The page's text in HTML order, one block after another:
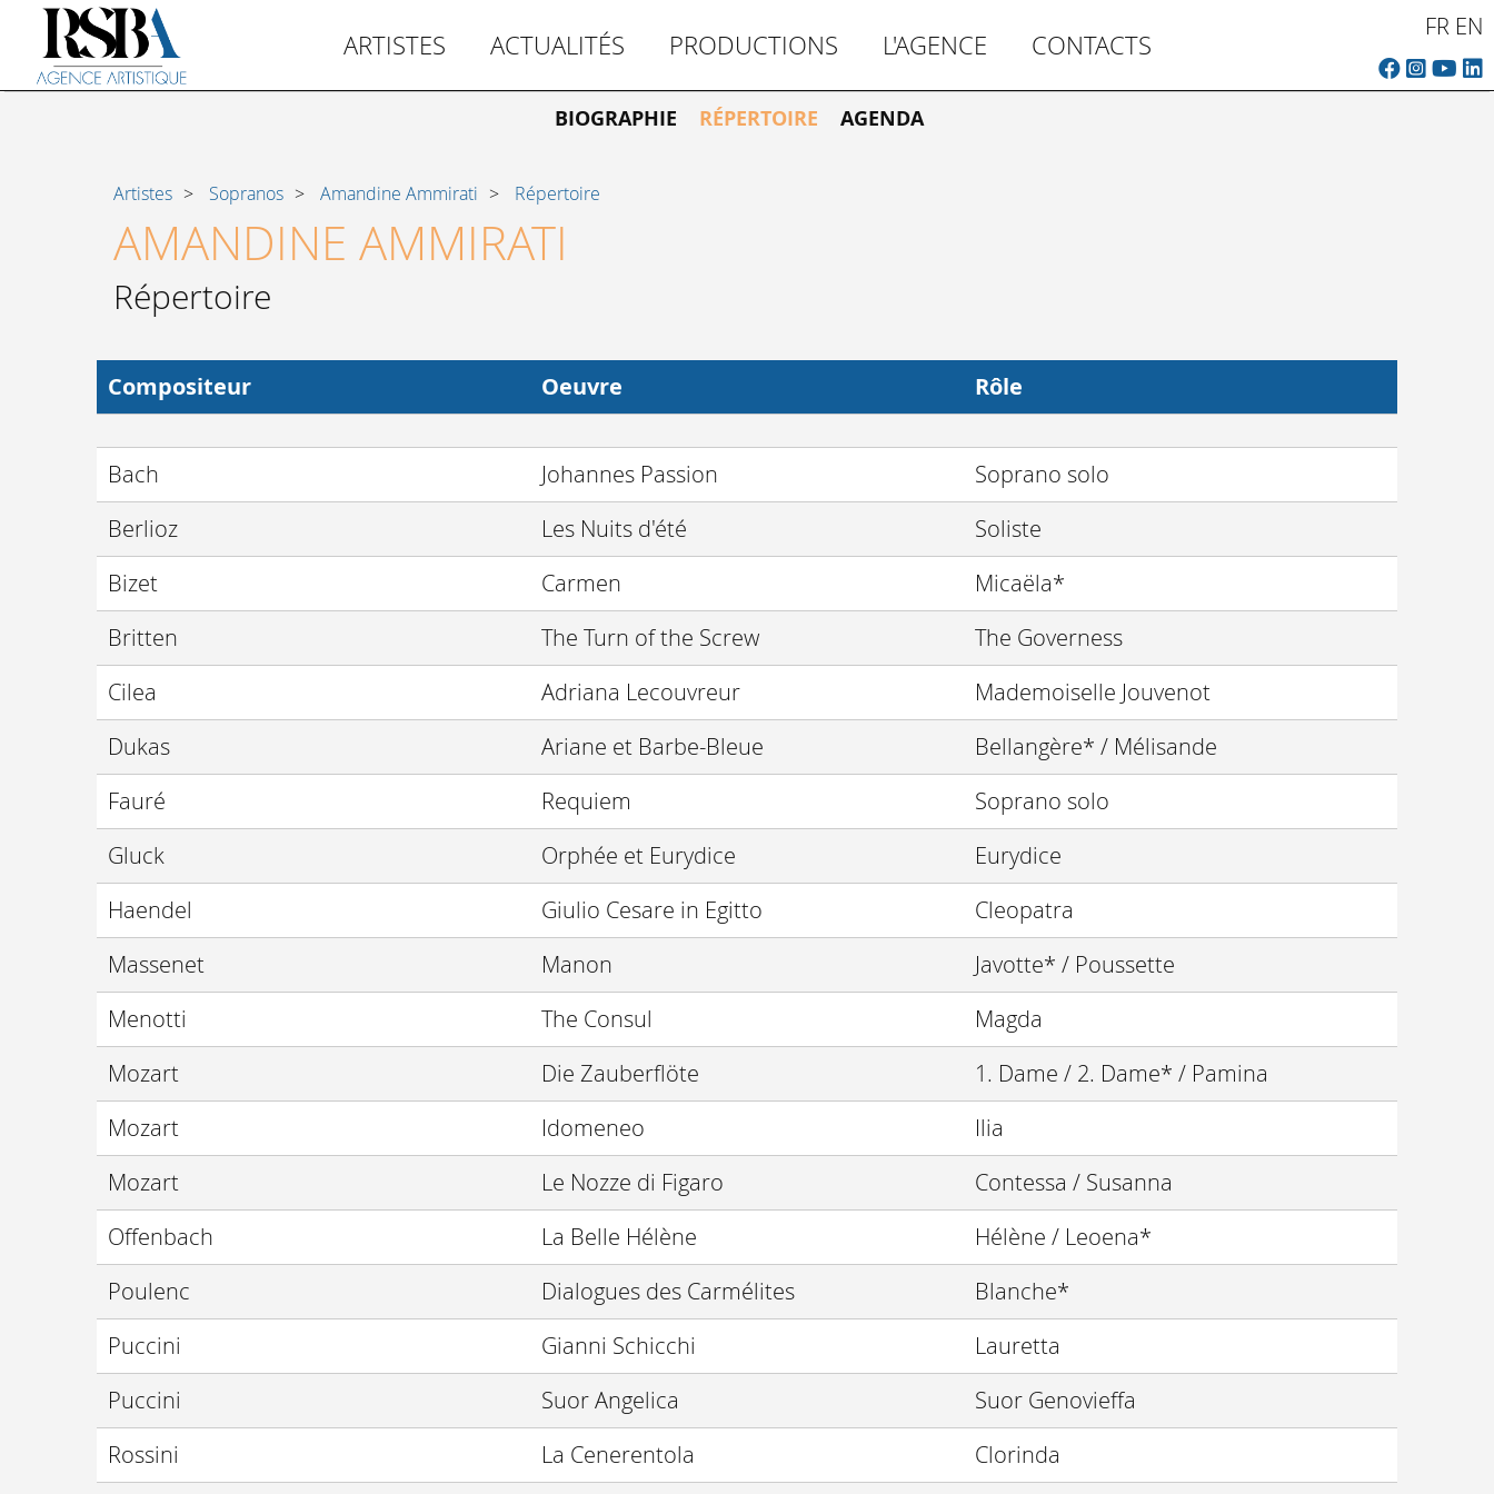
ARTISTES ACTUALITÉS PRODUCTIONS L'AGENCE CONTACTS
FR EN
BIOGRAPHIE RÉPERTOIRE AGENDA
Artistes Sopranos Amandine Ammirati Répertoire
AMANDINE AMMIRATI
Répertoire
Compositeur Oeuvre Rôle
Bach Johannes Passion
Soprano solo
Berlioz
Les Nuits d'été
Soliste
Bizet
Carmen
Micaëla*
Britten
The Turn of the Screw
The Governess
Cilea
Adriana Lecouvreur
Mademoiselle Jouvenot
Dukas
Ariane et Barbe-Bleue
Bellangère* / Mélisande
Fauré
Requiem
Soprano solo
Gluck
Orphée et Eurydice
Eurydice
Haendel
Giulio Cesare in Egitto
Cleopatra
Massenet
Manon
Javotte* / Poussette
Menotti
The Consul
Magda
Mozart
Die Zauberflöte
1. Dame / 2. Dame* / Pamina
Mozart
Idomeneo
Ilia
Mozart
Le Nozze di Figaro
Contessa / Susanna
Offenbach
La Belle Hélène
Hélène / Leoena*
Poulenc
Dialogues des Carmélites
Blanche*
Puccini
Gianni Schicchi
Lauretta
Puccini
Suor Angelica
Suor Genovieffa
Rossini
La Cenerentola Clorinda